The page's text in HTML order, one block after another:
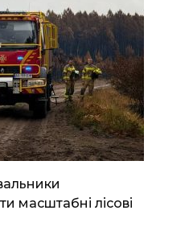
масштабні лісові